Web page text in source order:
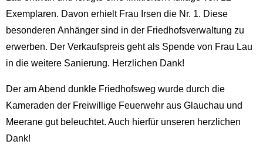
Exemplaren. Davon erhielt Frau Irsen die Nr. 1. Diese
besonderen Anhänger sind in der Friedhofsverwaltung zu
erwerben. Der Verkaufspreis geht als Spende von Frau Lau
in die weitere Sanierung. Herzlichen Dank!
Der am Abend dunkle Friedhofsweg wurde durch die
Kameraden der Freiwillige Feuerwehr aus Glauchau und
Meerane gut beleuchtet. Auch hierfür unseren herzlichen
Dank!